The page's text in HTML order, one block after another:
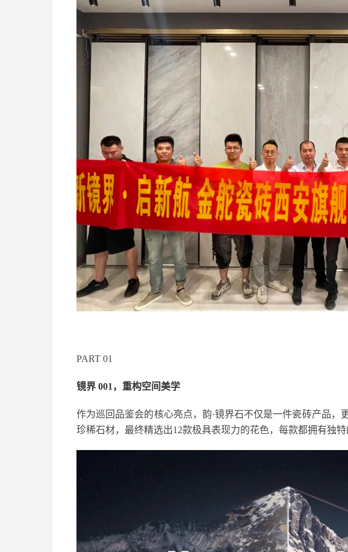
PART 01
镜界 001，重构空间美学
作为巡回品鉴会的核心亮点，韵·镜界石不仅是一件瓷砖产品，
珍稀石材，最终精选出12款极具表现力的花色，每款都拥有独特